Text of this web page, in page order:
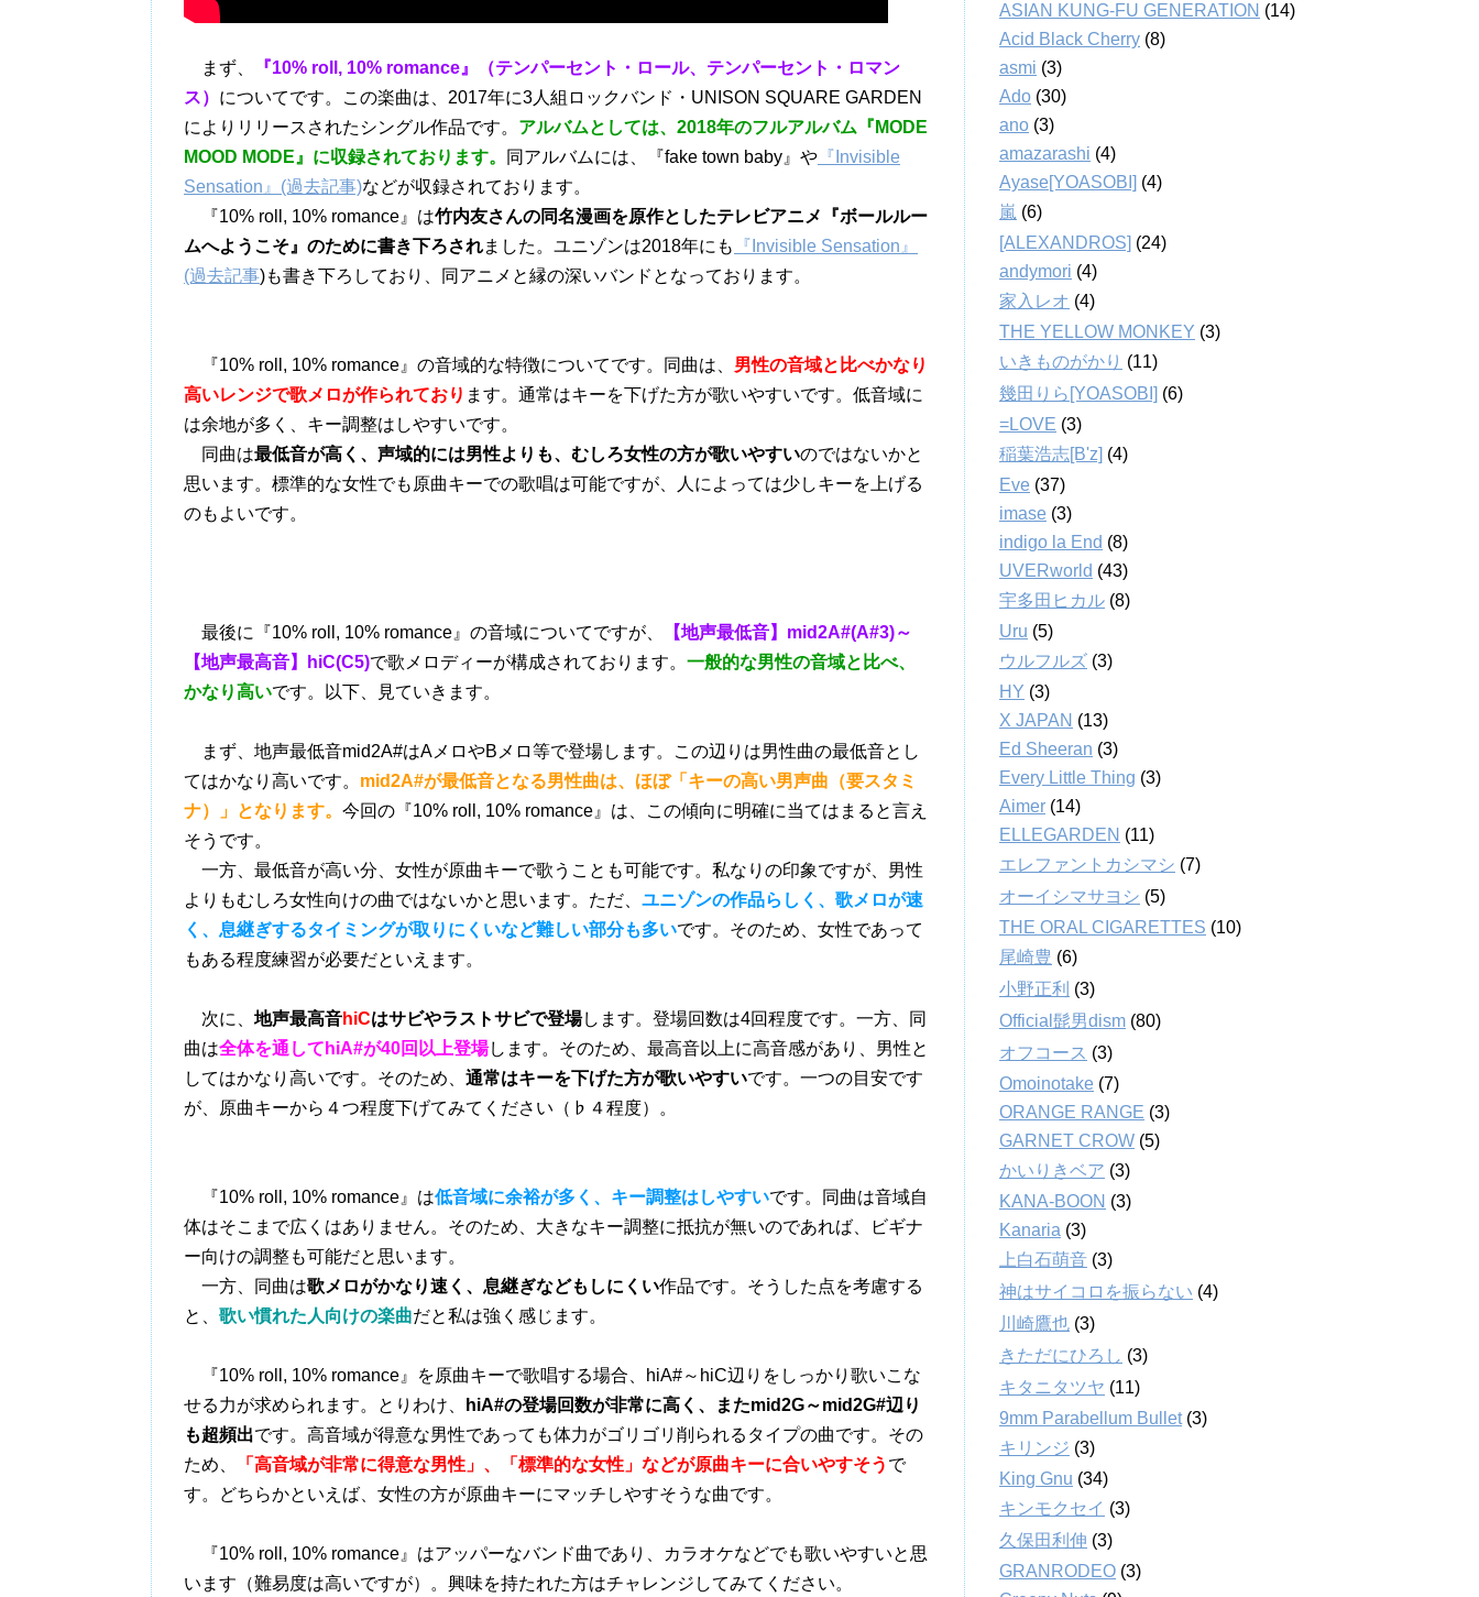
まず、
『10% roll, 10% romance』（テンパーセント・ロール、テンパーセント・ロマン
ス） についてです。この楽曲は、2017年に3人組ロックバンド・UNISON SQUARE GARDEN
によりリリースされたシングル作品です。 アルバムとしては、2018年のフルアルバム『MODE
MOOD MODE』に収録されております。
同アルバムには、『fake town baby』や 『Invisible
Sensation』(過去記事)などが収録されております。
『10% roll, 10% romance』は竹内友さんの同名漫画を原作としたテレビアニメ『ボールルー
ムへようこそ』のために書き下ろされました。ユニゾンは2018年にも
『Invisible Sensation』
(過去記事)も書き下ろしており、同アニメと縁の深いバンドとなっております。
『10% roll, 10% romance』の音域的な特徴についてです。同曲は、 男性の音域と比べかなり
高いレンジで歌メロが作られており ます。通常はキーを下げた方が歌いやすいです。低音域に
は余地が多く、キー調整はしやすいです。
同曲は最低音が高く、声域的には男性よりも、むしろ女性の方が歌いやすいのではないかと
思います。標準的な女性でも原曲キーでの歌唱は可能ですが、人によっては少しキーを上げる
のもよいです。
最後に『10% roll, 10% romance』の音域についてですが、
【地声最低音】mid2A#(A#3)～
【地声最高音】hiC(C5)で歌メロディーが構成されております。 一般的な男性の音域と比べ、
かなり高いです。以下、見ていきます。
まず、地声最低音mid2A#はAメロやBメロ等で登場します。この辺りは男性曲の最低音とし
てはかなり高いです。 mid2A#が最低音となる男性曲は、ほぼ「キーの高い男声曲（要スタミ
ナ）」となります。 今回の『10% roll, 10% romance』は、この傾向に明確に当てはまると言え
そうです。
一方、最低音が高い分、女性が原曲キーで歌うことも可能です。私なりの印象ですが、男性
よりもむしろ女性向けの曲ではないかと思います。ただ、 ユニゾンの作品らしく、歌メロが速
く、息継ぎするタイミングが取りにくいなど難しい部分も多いです。そのため、女性であって
もある程度練習が必要だといえます。
次に、 地声最高音hiCはサビやラストサビで登場します。登場回数は4回程度です。一方、同
曲は全体を通してhiA#が40回以上登場します。そのため、最高音以上に高音感があり、男性と
してはかなり高いです。そのため、 通常はキーを下げた方が歌いやすいです。一つの目安です
が、原曲キーから４つ程度下げてみてください（♭４程度）。
『10% roll, 10% romance』は低音域に余裕が多く、キー調整はしやすいです。同曲は音域自
体はそこまで広くはありません。そのため、大きなキー調整に抵抗が無いのであれば、ビギナ
ー向けの調整も可能だと思います。
一方、同曲は歌メロがかなり速く、息継ぎなどもしにくい作品です。そうした点を考慮する
と、 歌い慣れた人向けの楽曲だと私は強く感じます。
『10% roll, 10% romance』を原曲キーで歌唱する場合、hiA#～hiC辺りをしっかり歌いこな
せる力が求められます。とりわけ、
hiA#の登場回数が非常に高く、またmid2G～mid2G#辺り
も超頻出です。高音域が得意な男性であっても体力がゴリゴリ削られるタイプの曲です。その
ため、
「高音域が非常に得意な男性」、「標準的な女性」などが原曲キーに合いやすそう で
す。どちらかといえば、女性の方が原曲キーにマッチしやすそうな曲です。
『10% roll, 10% romance』はアッパーなバンド曲であり、カラオケなどでも歌いやすいと思
います（難易度は高いですが）。興味を持たれた方はチャレンジしてみてください。
ASIAN KUNG-FU GENERATION (14)
Acid Black Cherry (8)
asmi (3)
Ado (30)
ano (3)
amazarashi (4)
Ayase[YOASOBI] (4)
嵐 (6)
[ALEXANDROS] (24)
andymori (4)
家入レオ (4)
THE YELLOW MONKEY (3)
いきものがかり (11)
幾田りら[YOASOBI] (6)
=LOVE (3)
稲葉浩志[B'z] (4)
Eve (37)
imase (3)
indigo la End (8)
UVERworld (43)
宇多田ヒカル (8)
Uru (5)
ウルフルズ (3)
HY (3)
X JAPAN (13)
Ed Sheeran (3)
Every Little Thing (3)
Aimer (14)
ELLEGARDEN (11)
エレファントカシマシ (7)
オーイシマサヨシ (5)
THE ORAL CIGARETTES (10)
尾崎豊 (6)
小野正利 (3)
Official髭男dism (80)
オフコース (3)
Omoinotake (7)
ORANGE RANGE (3)
GARNET CROW (5)
かいりきベア (3)
KANA-BOON (3)
Kanaria (3)
上白石萌音 (3)
神はサイコロを振らない (4)
川崎鷹也 (3)
きただにひろし (3)
キタニタツヤ (11)
9mm Parabellum Bullet(3)
キリンジ (3)
King Gnu (34)
キンモクセイ (3)
久保田利伸 (3)
GRANRODEO (3)